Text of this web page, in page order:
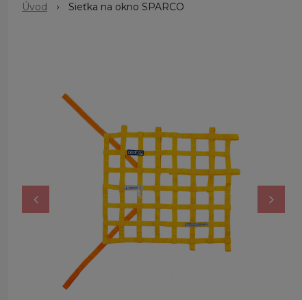
Úvod Sieťka na okno SPARCO